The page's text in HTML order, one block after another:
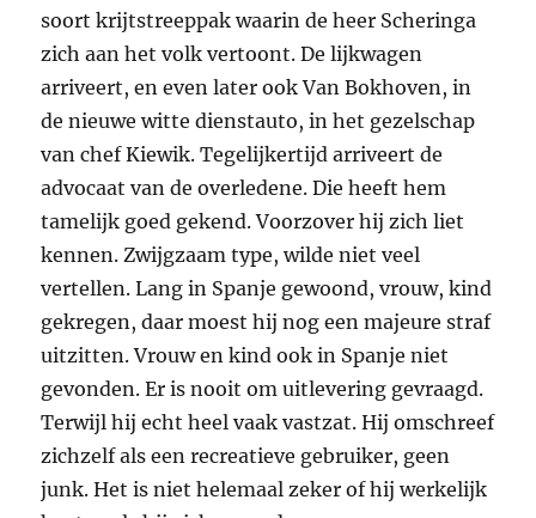
soort krijtstreeppak waarin de heer Scheringa
zich aan het volk vertoont. De lijkwagen
arriveert, en even later ook Van Bokhoven, in
de nieuwe witte dienstauto, in het gezelschap
van chef Kiewik. Tegelijkertijd arriveert de
advocaat van de overledene. Die heeft hem
tamelijk goed gekend. Voorzover hij zich liet
kennen. Zwijgzaam type, wilde niet veel
vertellen. Lang in Spanje gewoond, vrouw, kind
gekregen, daar moest hij nog een majeure straf
uitzitten. Vrouw en kind ook in Spanje niet
gevonden. Er is nooit om uitlevering gevraagd.
Terwijl hij echt heel vaak vastzat. Hij omschreef
zichzelf als een recreatieve gebruiker, geen
junk. Het is niet helemaal zeker of hij werkelijk